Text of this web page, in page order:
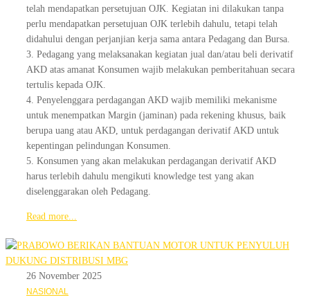
telah mendapatkan persetujuan OJK. Kegiatan ini dilakukan tanpa
perlu mendapatkan persetujuan OJK terlebih dahulu, tetapi telah
didahului dengan perjanjian kerja sama antara Pedagang dan Bursa.
3. Pedagang yang melaksanakan kegiatan jual dan/atau beli derivatif
AKD atas amanat Konsumen wajib melakukan pemberitahuan secara
tertulis kepada OJK.
4. Penyelenggara perdagangan AKD wajib memiliki mekanisme
untuk menempatkan Margin (jaminan) pada rekening khusus, baik
berupa uang atau AKD, untuk perdagangan derivatif AKD untuk
kepentingan pelindungan Konsumen.
5. Konsumen yang akan melakukan perdagangan derivatif AKD
harus terlebih dahulu mengikuti knowledge test yang akan
diselenggarakan oleh Pedagang.
Read more...
26 November 2025
NASIONAL